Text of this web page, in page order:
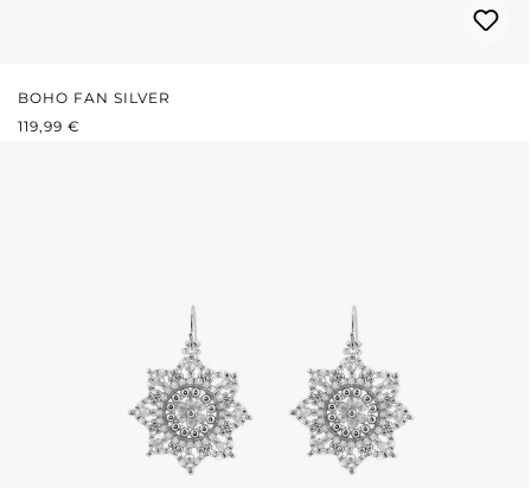
BOHO FAN SILVER
REGULÄRER PREIS:
119,99 €